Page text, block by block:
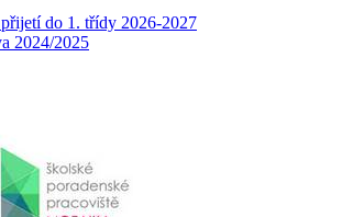
do 1. třídy 2026-2027
2024/2025